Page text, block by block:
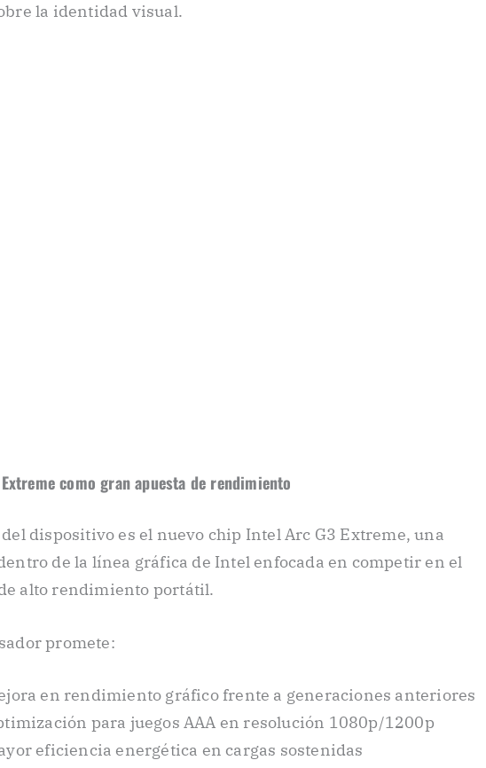
la identidad visual.
como gran apuesta de rendimiento
dispositivo es el nuevo chip Intel Arc G3 Extreme, una
de la línea gráfica de Intel enfocada en competir en el
alto rendimiento portátil.
promete:
en rendimiento gráfico frente a generaciones anteriores
para juegos AAA en resolución 1080p/1200p
eficiencia energética en cargas sostenidas